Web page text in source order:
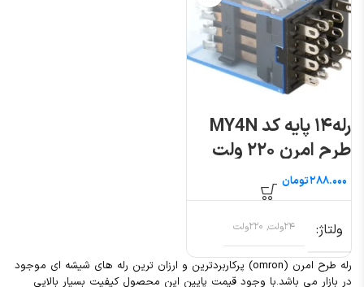
رله۱۴ پایه کد MY4N
طرح امرن ۲۲۰ ولت
تومان
ولتاژ ۲۴ولت, ۲۲۰ولت
رله طرح امرن (omron) پرکاربردترین و ارزان ترین رله های شیشه ای موجود
در بازار می باشد.با وجود قیمت پایین این محصول کیفیت بسیار بالایی